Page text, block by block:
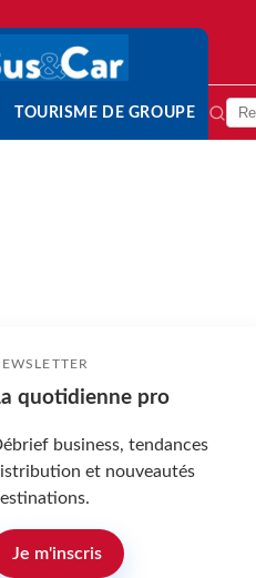
TOURISME DE GROUPE
quotidienne pro
business, tendances
et nouveautés
Je m'inscris